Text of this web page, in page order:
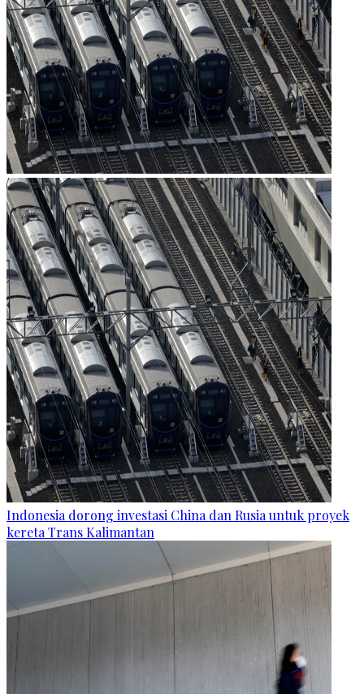
Indonesia dorong investasi China dan Rusia untuk proyek
kereta Trans Kalimantan